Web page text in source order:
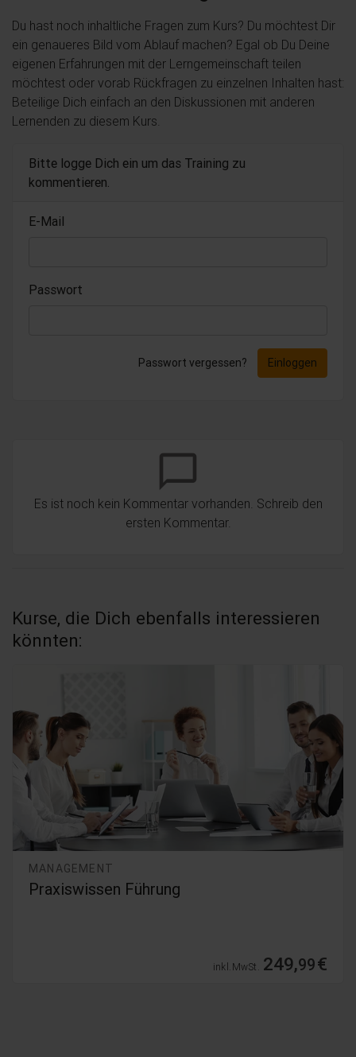
Du hast noch inhaltliche Fragen zum Kurs? Du möchtest Dir
ein genaueres Bild vom Ablauf machen? Egal ob Du Deine
eigenen Erfahrungen mit der Lerngemeinschaft teilen
möchtest oder vorab Rückfragen zu einzelnen Inhalten hast:
Beteilige Dich einfach an den Diskussionen mit anderen
Lernenden zu diesem Kurs.
Bitte logge Dich ein um das Training zu
kommentieren.
E-Mail
Passwort
Passwort vergessen? Einloggen
chat_bubble_outline
Es ist noch kein Kommentar vorhanden. Schreib den
ersten Kommentar.
Kurse, die Dich ebenfalls interessieren
könnten:
MANAGEMENT
Praxiswissen Führung
inkl. MwSt. 249,99€